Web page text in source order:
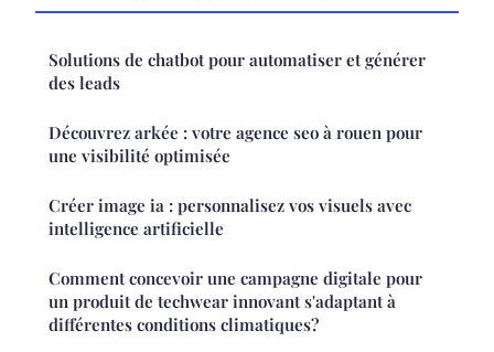
Solutions de chatbot pour automatiser et générer
des leads
Découvrez arkée : votre agence seo à rouen pour
une visibilité optimisée
Créer image ia : personnalisez vos visuels avec
intelligence artificielle
Comment concevoir une campagne digitale pour
un produit de techwear innovant s'adaptant à
différentes conditions climatiques?